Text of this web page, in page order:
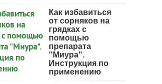
Как избавиться
от сорняков на
грядках с
помощью
препарата
"Миура".
Инструкция по
применению